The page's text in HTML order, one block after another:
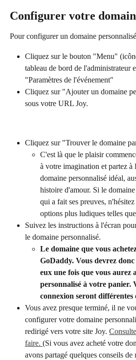
Configurer votre
Pour configurer un domaine
Cliquez sur le bouton "Menu"
tableau de bord de l'administrateur
"Paramètres de l'événement"
Cliquez sur "Ajouter un domaine
sous votre URL Joy.
Cliquez sur "Trouver le domaine
C'est là que le plaisir
à votre imagination et partez à
domaine personnalisé idéal,
histoire d'amour. Si le
qui a fait ses preuves,
options plus ludiques telles
Suivez les instructions à l'écran
le domaine personnalisé.
Le domaine que vous
GoDaddy. Vous devrez
eux une fois que vous aurez
personnalisé à votre panier.
connexion seront différentes
Vous avez presque terminé, il ne
configurer votre domaine
redirigé vers votre site Joy.
faire. (Si vous avez acheté votre
avons partagé quelques conseils de